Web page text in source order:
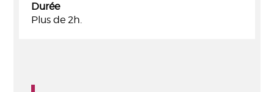
Durée
Plus de 2h.